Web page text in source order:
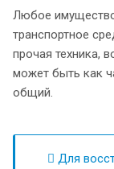
Любое
транспортное
прочая техника,
может быть как
общий.
Для